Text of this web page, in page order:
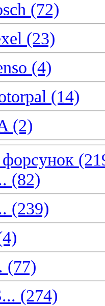
(72)
(23)
(4)
(14)
(2)
(82)
(239)
(77)
(274)